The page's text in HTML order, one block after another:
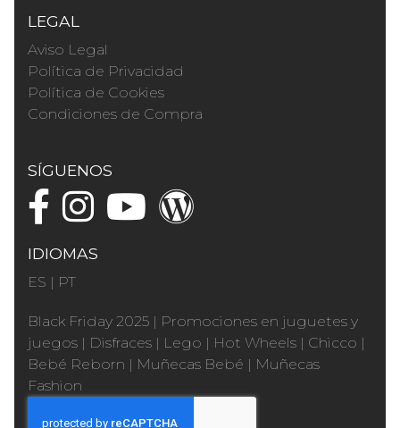
LEGAL
Aviso Legal
Política de Privacidad
Política de Cookies
Condiciones de Compra
SÍGUENOS
IDIOMAS
ES | PT
Black Friday 2025 | Promociones en juguetes y
juegos | Disfraces | Lego | Hot Wheels | Chicco |
Bebé Reborn | Muñecas Bebé | Muñecas
Fashion